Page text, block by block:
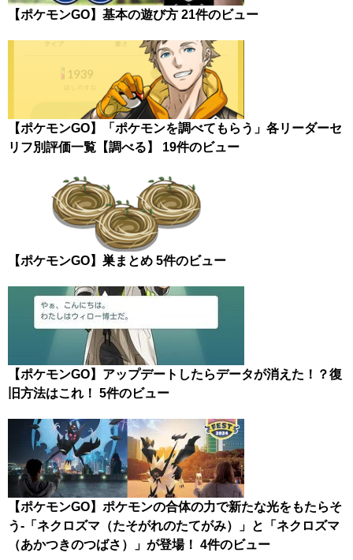
【ポケモンGO】基本の遊び方 21件のビュー
【ポケモンGO】「ポケモンを調べてもらう」各リーダーセ
リフ別評価一覧【調べる】
19件のビュー
【ポケモンGO】巣まとめ 5件のビュー
【ポケモンGO】アップデートしたらデータが消えた！？復
旧方法はこれ！ 5件のビュー
【ポケモンGO】ポケモンの合体の力で新たな光をもたらそ
う-「ネクロズマ（たそがれのたてがみ）」と「ネクロズマ
（あかつきのつばさ）」が登場！ 4件のビュー